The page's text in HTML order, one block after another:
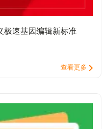
极速基因编辑新标准
查看更多